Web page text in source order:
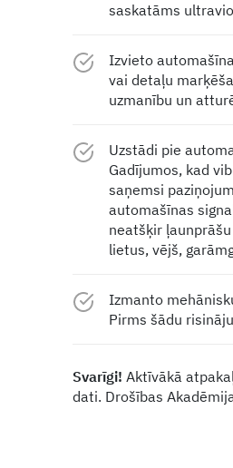
saskatāms
Izvieto
vai detaļu
uzmanību un
Uzstādi pie
Gadījumos, kad
saņemsi
automašīnas
neatšķir
lietus, vējš,
Izmanto
Pirms šādu
Svarīgi! Aktīvākā
dati. Drošības